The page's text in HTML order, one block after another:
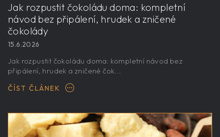
Jak rozpustit čokoládu doma: kompletní
návod bez připálení, hrudek a zničené
čokolády
15.6.2026
Jak rozpustit čokoládu doma: kompletní návod bez
připálení, hrudek a zničené čok...
ČÍST ČLÁNEK